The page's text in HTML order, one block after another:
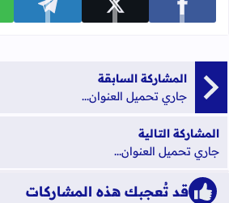
شارك على facebook شارك على x شارك على telegram
المشاركة السابقة
جاري تحميل العنوان...
المشاركة التالية
جاري تحميل العنوان...
قد تُعجبك هذه المشاركات